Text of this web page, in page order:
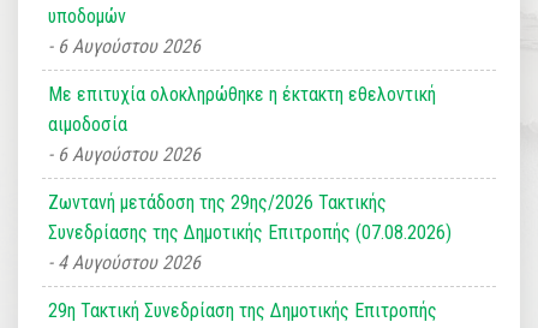
υποδομών
6 Αυγούστου 2026
Με επιτυχία ολοκληρώθηκε η έκτακτη εθελοντική
αιμοδοσία
6 Αυγούστου 2026
Ζωντανή μετάδοση της 29ης/2026 Τακτικής
Συνεδρίασης της Δημοτικής Επιτροπής (07.08.2026)
4 Αυγούστου 2026
29η Τακτική Συνεδρίαση της Δημοτικής Επιτροπής